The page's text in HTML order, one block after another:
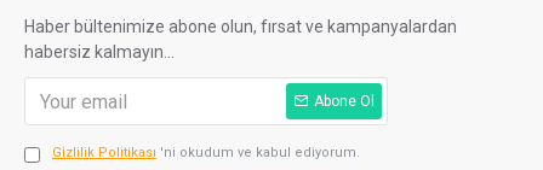
Haber bültenimize abone olun, fırsat ve kampanyalardan
habersiz kalmayın...
Abone Ol
Gizlilik Politikası 'ni okudum ve kabul ediyorum.